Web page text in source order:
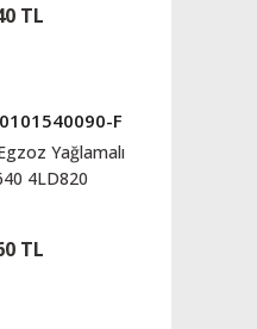
TL
F
Yağlamalı
4LD820
TL